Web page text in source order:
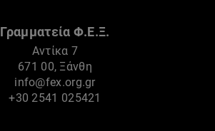
Γραμματεία Φ.Ε.Ξ.
Αντίκα 7
671 00, Ξάνθη
info@fex.org.gr
+30 2541 025421